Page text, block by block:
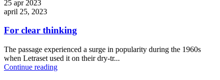
25 apr 2023
april 25, 2023
For clear thinking
The passage experienced a surge in popularity during the 1960s
when Letraset used it on their dry-tr...
Continue reading